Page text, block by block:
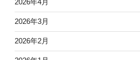
2026年4月
2026年3月
2026年2月